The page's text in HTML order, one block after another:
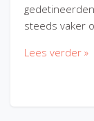
steeds vaker
Lees verder »